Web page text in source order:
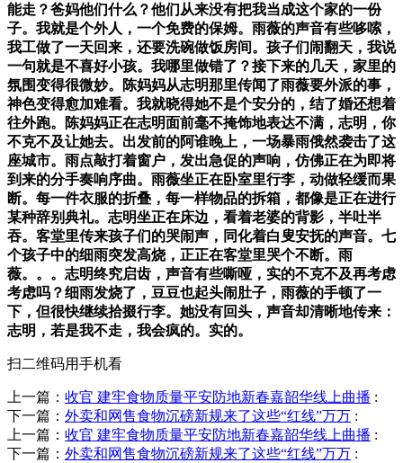
能走？爸妈他们什么？他们从来没有把我当成这个家的一份
子。我就是个外人，一个免费的保姆。雨薇的声音有些哆嗦，
我工做了一天回来，还要洗碗做饭房间。孩子们闹翻天，我说
一句就是不喜好小孩。我哪里做错了？接下来的几天，家里的
氛围变得很微妙。陈妈妈从志明那里传闻了雨薇要外派的事，
神色变得愈加难看。我就晓得她不是个安分的，结了婚还想着
往外跑。陈妈妈正在志明面前毫不掩饰地表达不满，志明，你
不克不及让她去。出发前的阿谁晚上，一场暴雨俄然袭击了这
座城市。雨点敲打着窗户，发出急促的声响，仿佛正在为即将
到来的分手奏响序曲。雨薇坐正在卧室里行李，动做轻缓而果
断。每一件衣服的折叠，每一样物品的拆箱，都像是正在进行
某种辞别典礼。志明坐正在床边，看着老婆的背影，半吐半
吞。客堂里传来孩子们的哭闹声，同化着白叟安抚的声音。七
个孩子中的细雨突发高烧，正正在客堂里哭个不断。雨
薇。。。志明终究启齿，声音有些嘶哑，实的不克不及再考虑
考虑吗？细雨发烧了，豆豆也起头闹肚子，雨薇的手顿了一
下，但很快继续拾掇行李。她没有回头，声音却清晰地传来：
志明，若是我不走，我会疯的。实的。
扫二维码用手机看
上一篇： 收官 建牢食物质量平安防地新春嘉韶华线上曲播 :
下一篇： 外卖和网售食物沉磅新规来了这些“红线”万万 :
上一篇： 收官 建牢食物质量平安防地新春嘉韶华线上曲播 :
下一篇： 外卖和网售食物沉磅新规来了这些“红线”万万 :